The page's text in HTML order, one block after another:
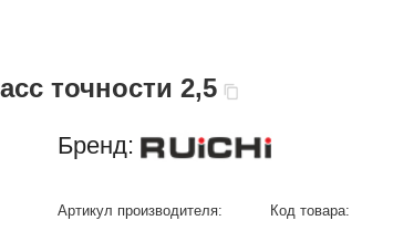
точности 2,5
Бренд:
Артикул производителя:
Код товара: